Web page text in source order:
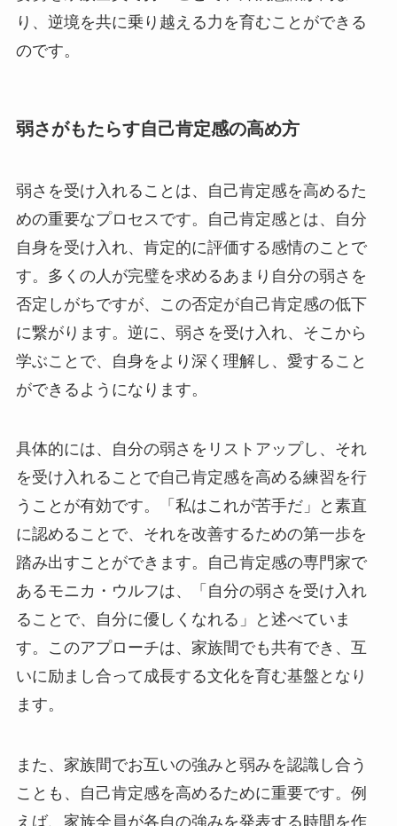
り、逆境を共に乗り越える力を育むことができる
のです。
弱さがもたらす自己肯定感の高め方
弱さを受け入れることは、自己肯定感を高めるた
めの重要なプロセスです。自己肯定感とは、自分
自身を受け入れ、肯定的に評価する感情のことで
す。多くの人が完璧を求めるあまり自分の弱さを
否定しがちですが、この否定が自己肯定感の低下
に繋がります。逆に、弱さを受け入れ、そこから
学ぶことで、自身をより深く理解し、愛すること
ができるようになります。
具体的には、自分の弱さをリストアップし、それ
を受け入れることで自己肯定感を高める練習を行
うことが有効です。「私はこれが苦手だ」と素直
に認めることで、それを改善するための第一歩を
踏み出すことができます。自己肯定感の専門家で
あるモニカ・ウルフは、「自分の弱さを受け入れ
ることで、自分に優しくなれる」と述べていま
す。このアプローチは、家族間でも共有でき、互
いに励まし合って成長する文化を育む基盤となり
ます。
また、家族間でお互いの強みと弱みを認識し合う
ことも、自己肯定感を高めるために重要です。例
えば、家族全員が各自の強みを発表する時間を作